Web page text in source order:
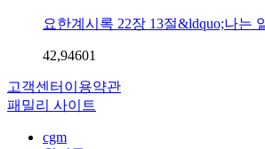
요한계시록 22장 13절&ldquo;나는
42,94601
고객센터 이용약관
패밀리 사이트
cgm